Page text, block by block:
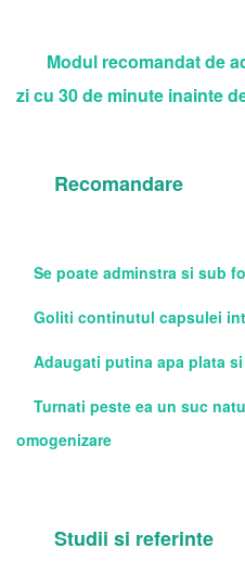
Modul recomandat de
zi cu 30 de minute inainte
Recomandare
Se poate adminstra si sub
Goliti continutul capsulei
Adaugati putina apa plata si
Turnati peste ea un suc
omogenizare
Studii si referinte